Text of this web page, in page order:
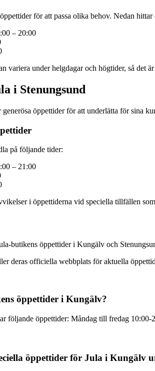
för att passa olika behov. Nedan
– 20:00
variera under helgdagar och högtider, så det
i Stenungsund
öppettider för att underlätta för sina
på följande tider:
– 21:00
i öppettiderna vid speciella tillfällen
butikens öppettider i Kungälv och
deras officiella webbplats för aktuella
öppettider i Kungälv?
följande öppettider: Måndag till fredag
öppettider för Jula i Kungälv